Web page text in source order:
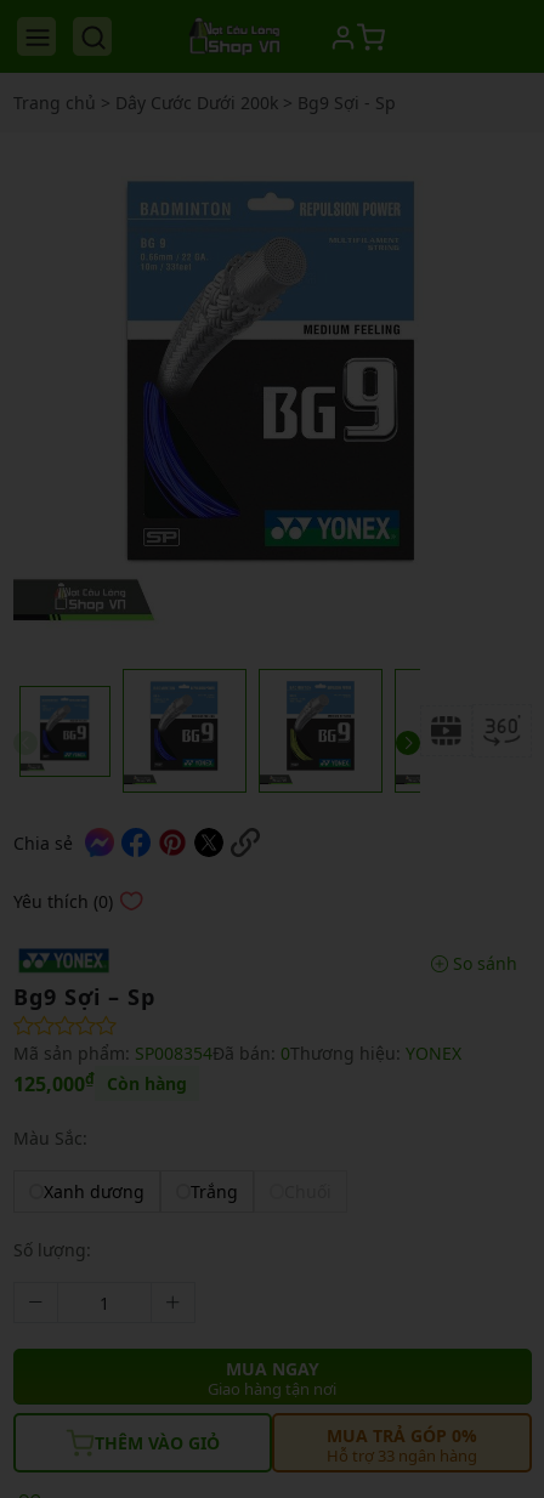
Trang chủ > Dây Cước Dưới 200k> Bg9 Sợi - Sp
Chia sẻ
Yêu thích (0)
So sánh
Bg9 Sợi – Sp
Mã sản phẩm: SP008354Đã bán: 0Thương hiệu: YONEX
125,000₫ Còn hàng
Màu Sắc:
Xanh dương Trắng
Số lượng:
MUA NGAY
Giao hàng tận nơi
THÊM VÀO GIỎ MUA TRẢ GÓP 0%
Hỗ trợ 33 ngân hàng